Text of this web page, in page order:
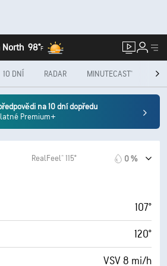
North 98°F
10 DNÍ RADAR MINUTECAST®
na 10 dní dopředu
Premium+
RealFeel® 115° 0 %
107°
120°
VSV 8 mi/h